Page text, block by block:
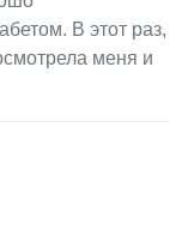
В этот раз,
меня и